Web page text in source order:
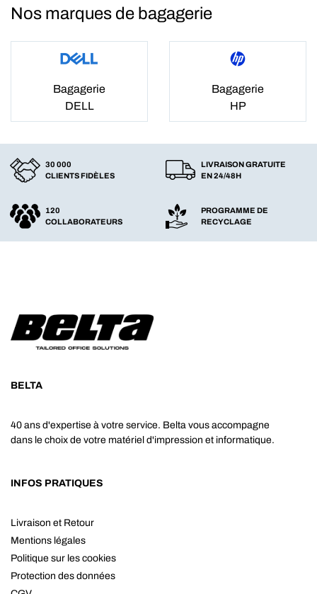
Nos marques de bagagerie
Bagagerie
DELL
Bagagerie
HP
30 000
CLIENTS FIDÈLES
LIVRAISON GRATUITE
EN 24/48H
120
COLLABORATEURS
PROGRAMME DE
RECYCLAGE
BELTA
40 ans d'expertise à votre service. Belta vous accompagne
dans le choix de votre matériel d'impression et informatique.
INFOS PRATIQUES
Livraison et Retour
Mentions légales
Politique sur les cookies
Protection des données